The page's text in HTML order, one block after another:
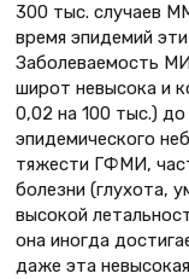
300 тыс. случаев
время эпидемий
Заболеваемость
широт невысока и
0,02 на 100 тыс.)
эпидемического
тяжести ГФМИ,
болезни (глухота,
высокой
она иногда
даже эта